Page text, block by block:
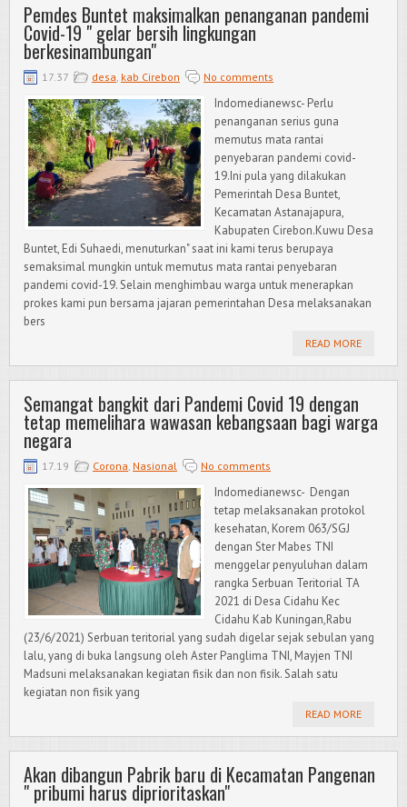
Pemdes Buntet maksimalkan penanganan pandemi
Covid-19 " gelar bersih lingkungan
berkesinambungan"
17.37 desa, kab Cirebon No comments
Indomedianewsc- Perlu
penanganan serius guna
memutus mata rantai
penyebaran pandemi covid-
19.Ini pula yang dilakukan
Pemerintah Desa Buntet,
Kecamatan Astanajapura,
Kabupaten Cirebon.Kuwu Desa
Buntet, Edi Suhaedi, menuturkan" saat ini kami terus berupaya
semaksimal mungkin untuk memutus mata rantai penyebaran
pandemi covid-19. Selain menghimbau warga untuk menerapkan
prokes kami pun bersama jajaran pemerintahan Desa melaksanakan
bers
READ MORE
Semangat bangkit dari Pandemi Covid 19 dengan
tetap memelihara wawasan kebangsaan bagi warga
negara
17.19 Corona, Nasional No comments
Indomedianewsc- Dengan
tetap melaksanakan protokol
kesehatan, Korem 063/SGJ
dengan Ster Mabes TNI
menggelar penyuluhan dalam
rangka Serbuan Teritorial TA
2021 di Desa Cidahu Kec
Cidahu Kab Kuningan,Rabu
(23/6/2021) Serbuan teritorial yang sudah digelar sejak sebulan yang
lalu, yang di buka langsung oleh Aster Panglima TNI, Mayjen TNI
Madsuni melaksanakan kegiatan fisik dan non fisik. Salah satu
kegiatan non fisik yang
READ MORE
Akan dibangun Pabrik baru di Kecamatan Pangenan
" pribumi harus diprioritaskan"